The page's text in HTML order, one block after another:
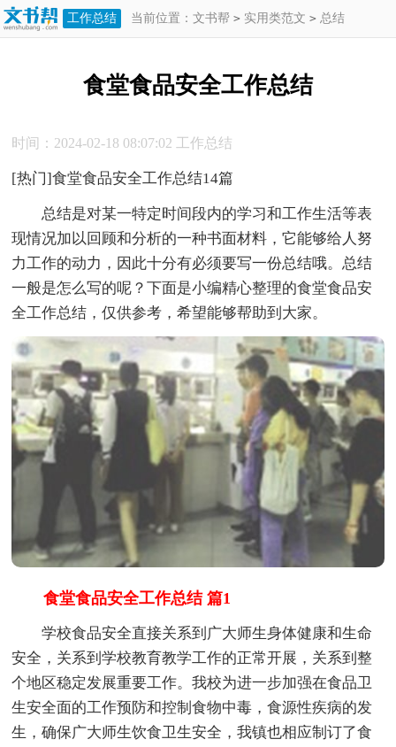
工作总结 当前位置： 文书帮 > 实用类范文 > 总结
食堂食品安全工作总结
时间：2024-02-18 08:07:02 工作总结
[热门]食堂食品安全工作总结14篇
总结是对某一特定时间段内的学习和工作生活等表
现情况加以回顾和分析的一种书面材料，它能够给人努
力工作的动力，因此十分有必须要写一份总结哦。总结
一般是怎么写的呢？下面是小编精心整理的食堂食品安
全工作总结，仅供参考，希望能够帮助到大家。
食堂食品安全工作总结 篇1
学校食品安全直接关系到广大师生身体健康和生命
安全，关系到学校教育教学工作的正常开展，关系到整
个地区稳定发展重要工作。我校为进一步加强在食品卫
生安全面的工作预防和控制食物中毒，食源性疾病的发
生，确保广大师生饮食卫生安全，我镇也相应制订了食